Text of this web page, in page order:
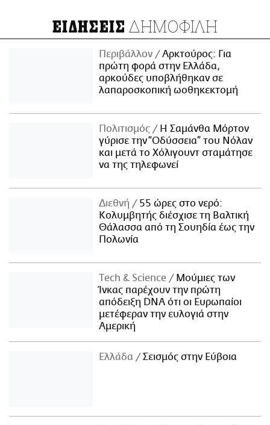
ΕΙΔΗΣΕΙΣ ΔΗΜΟΦΙΛΗ
Περιβάλλον
Αρκτούρος: Για
πρώτη φορά στην Ελλάδα,
αρκούδες υποβλήθηκαν σε
λαπαροσκοπική ωοθηκεκτομή
Πολιτισμός
Η Σαμάνθα Μόρτον
γύρισε την “Οδύσσεια” του Νόλαν
και μετά το Χόλιγουντ σταμάτησε
να της τηλεφωνεί
Διεθνή
55 ώρες στο νερό:
Κολυμβητής διέσχισε τη Βαλτική
Θάλασσα από τη Σουηδία έως την
Πολωνία
Τech & Science
Μούμιες των
Ίνκας παρέχουν την πρώτη
απόδειξη DNA ότι οι Ευρωπαίοι
μετέφεραν την ευλογιά στην
Αμερική
Ελλάδα Σεισμός στην Εύβοια